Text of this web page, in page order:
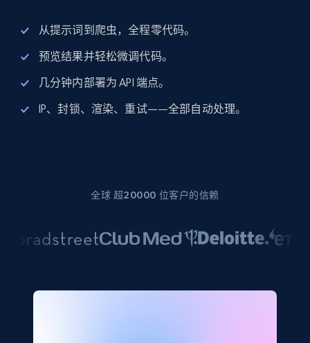
从提示词到爬虫，全程零代码。
预览结果并轻松微调代码。
几分钟内部署为 API 端点。
IP、封锁、渲染、重试——全部自动处理。
全球 超20000 位客户的信赖